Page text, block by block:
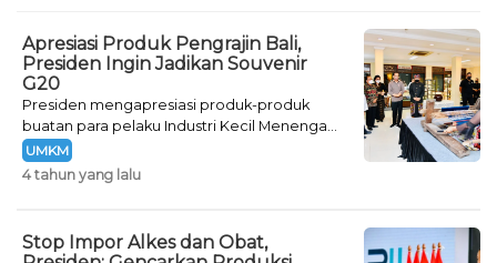
Apresiasi Produk Pengrajin Bali,
Presiden Ingin Jadikan Souvenir
G20
Presiden mengapresiasi produk-produk
buatan para pelaku Industri Kecil Menengah
(IKM) di Provinsi Bali.
UMKM
4 tahun yang lalu
Stop Impor Alkes dan Obat,